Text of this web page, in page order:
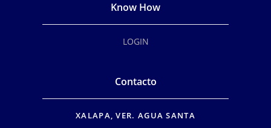
Know How
LOGIN
Contacto
XALAPA, VER. AGUA SANTA